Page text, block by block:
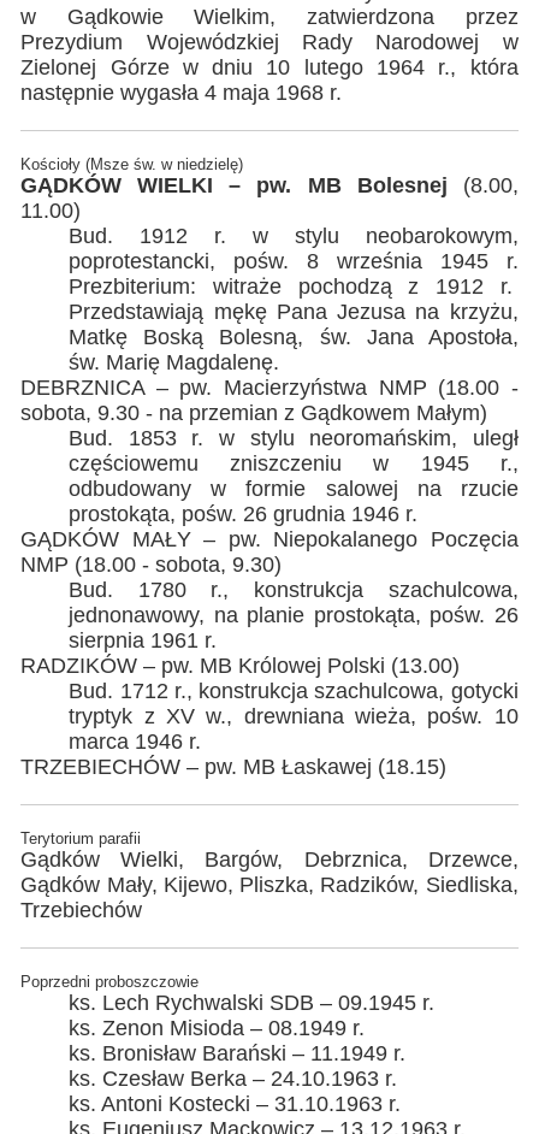
w Gądkowie Wielkim, zatwierdzona przez
Prezydium Wojewódzkiej Rady Narodowej w
Zielonej Górze w dniu 10 lutego 1964 r., która
następnie wygasła 4 maja 1968 r.
Kościoły (Msze św. w niedzielę)
GĄDKÓW WIELKI – pw. MB Bolesnej (8.00,
11.00)
Bud. 1912 r. w stylu neobarokowym,
poprotestancki, pośw. 8 września 1945 r.
Prezbiterium: witraże pochodzą z 1912 r.
Przedstawiają mękę Pana Jezusa na krzyżu,
Matkę Boską Bolesną, św. Jana Apostoła,
św. Marię Magdalenę.
DEBRZNICA – pw. Macierzyństwa NMP (18.00 -
sobota, 9.30 - na przemian z Gądkowem Małym)
Bud. 1853 r. w stylu neoromańskim, uległ
częściowemu zniszczeniu w 1945 r.,
odbudowany w formie salowej na rzucie
prostokąta, pośw. 26 grudnia 1946 r.
GĄDKÓW MAŁY – pw. Niepokalanego Poczęcia
NMP (18.00 - sobota, 9.30)
Bud. 1780 r., konstrukcja szachulcowa,
jednonawowy, na planie prostokąta, pośw. 26
sierpnia 1961 r.
RADZIKÓW – pw. MB Królowej Polski (13.00)
Bud. 1712 r., konstrukcja szachulcowa, gotycki
tryptyk z XV w., drewniana wieża, pośw. 10
marca 1946 r.
TRZEBIECHÓW – pw. MB Łaskawej (18.15)
Terytorium parafii
Gądków Wielki, Bargów, Debrznica, Drzewce,
Gądków Mały, Kijewo, Pliszka, Radzików, Siedliska,
Trzebiechów
Poprzedni proboszczowie
ks. Lech Rychwalski SDB – 09.1945 r.
ks. Zenon Misioda – 08.1949 r.
ks. Bronisław Barański – 11.1949 r.
ks. Czesław Berka – 24.10.1963 r.
ks. Antoni Kostecki – 31.10.1963 r.